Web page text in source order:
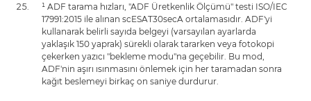
¹ ADF tarama hızları, "ADF Üretkenlik Ölçümü" testi ISO/IEC
17991:2015 ile alınan scESAT30secA ortalamasıdır. ADF'yi
kullanarak belirli sayıda belgeyi (varsayılan ayarlarda
yaklaşık 150 yaprak) sürekli olarak tararken veya fotokopi
çekerken yazıcı "bekleme modu"na geçebilir. Bu mod,
ADF'nin aşırı ısınmasını önlemek için her taramadan sonra
kağıt beslemeyi birkaç on saniye durdurur.